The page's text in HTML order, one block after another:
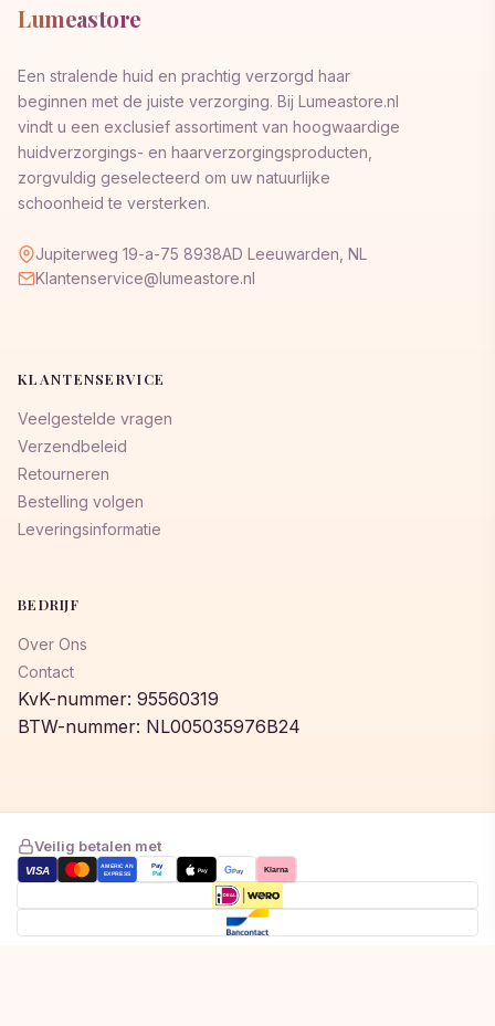
Lumeastore
Een stralende huid en prachtig verzorgd haar
beginnen met de juiste verzorging. Bij Lumeastore.nl
vindt u een exclusief assortiment van hoogwaardige
huidverzorgings- en haarverzorgingsproducten,
zorgvuldig geselecteerd om uw natuurlijke
schoonheid te versterken.
Jupiterweg 19-a-75 8938AD Leeuwarden, NL
Klantenservice@lumeastore.nl
KLANTENSERVICE
Veelgestelde vragen
Verzendbeleid
Retourneren
Bestelling volgen
Leveringsinformatie
BEDRIJF
Over Ons
Contact
KvK-nummer: 95560319
BTW-nummer: NL005035976B24
Veilig betalen met
VISA AMERICAN
EXPRESS
Pay
Pal Pay GPay Klarna